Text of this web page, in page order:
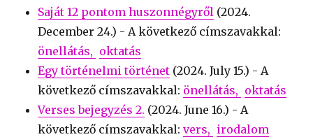
Saját 12 pontom huszonnégyről (2024.
December 24.) - A következő címszavakkal:
önellátás
oktatás
Egy történelmi történet (2024. July 15.) - A
következő címszavakkal: önellátás
oktatás
Verses bejegyzés 2. (2024. June 16.) - A
következő címszavakkal:vers
irodalom